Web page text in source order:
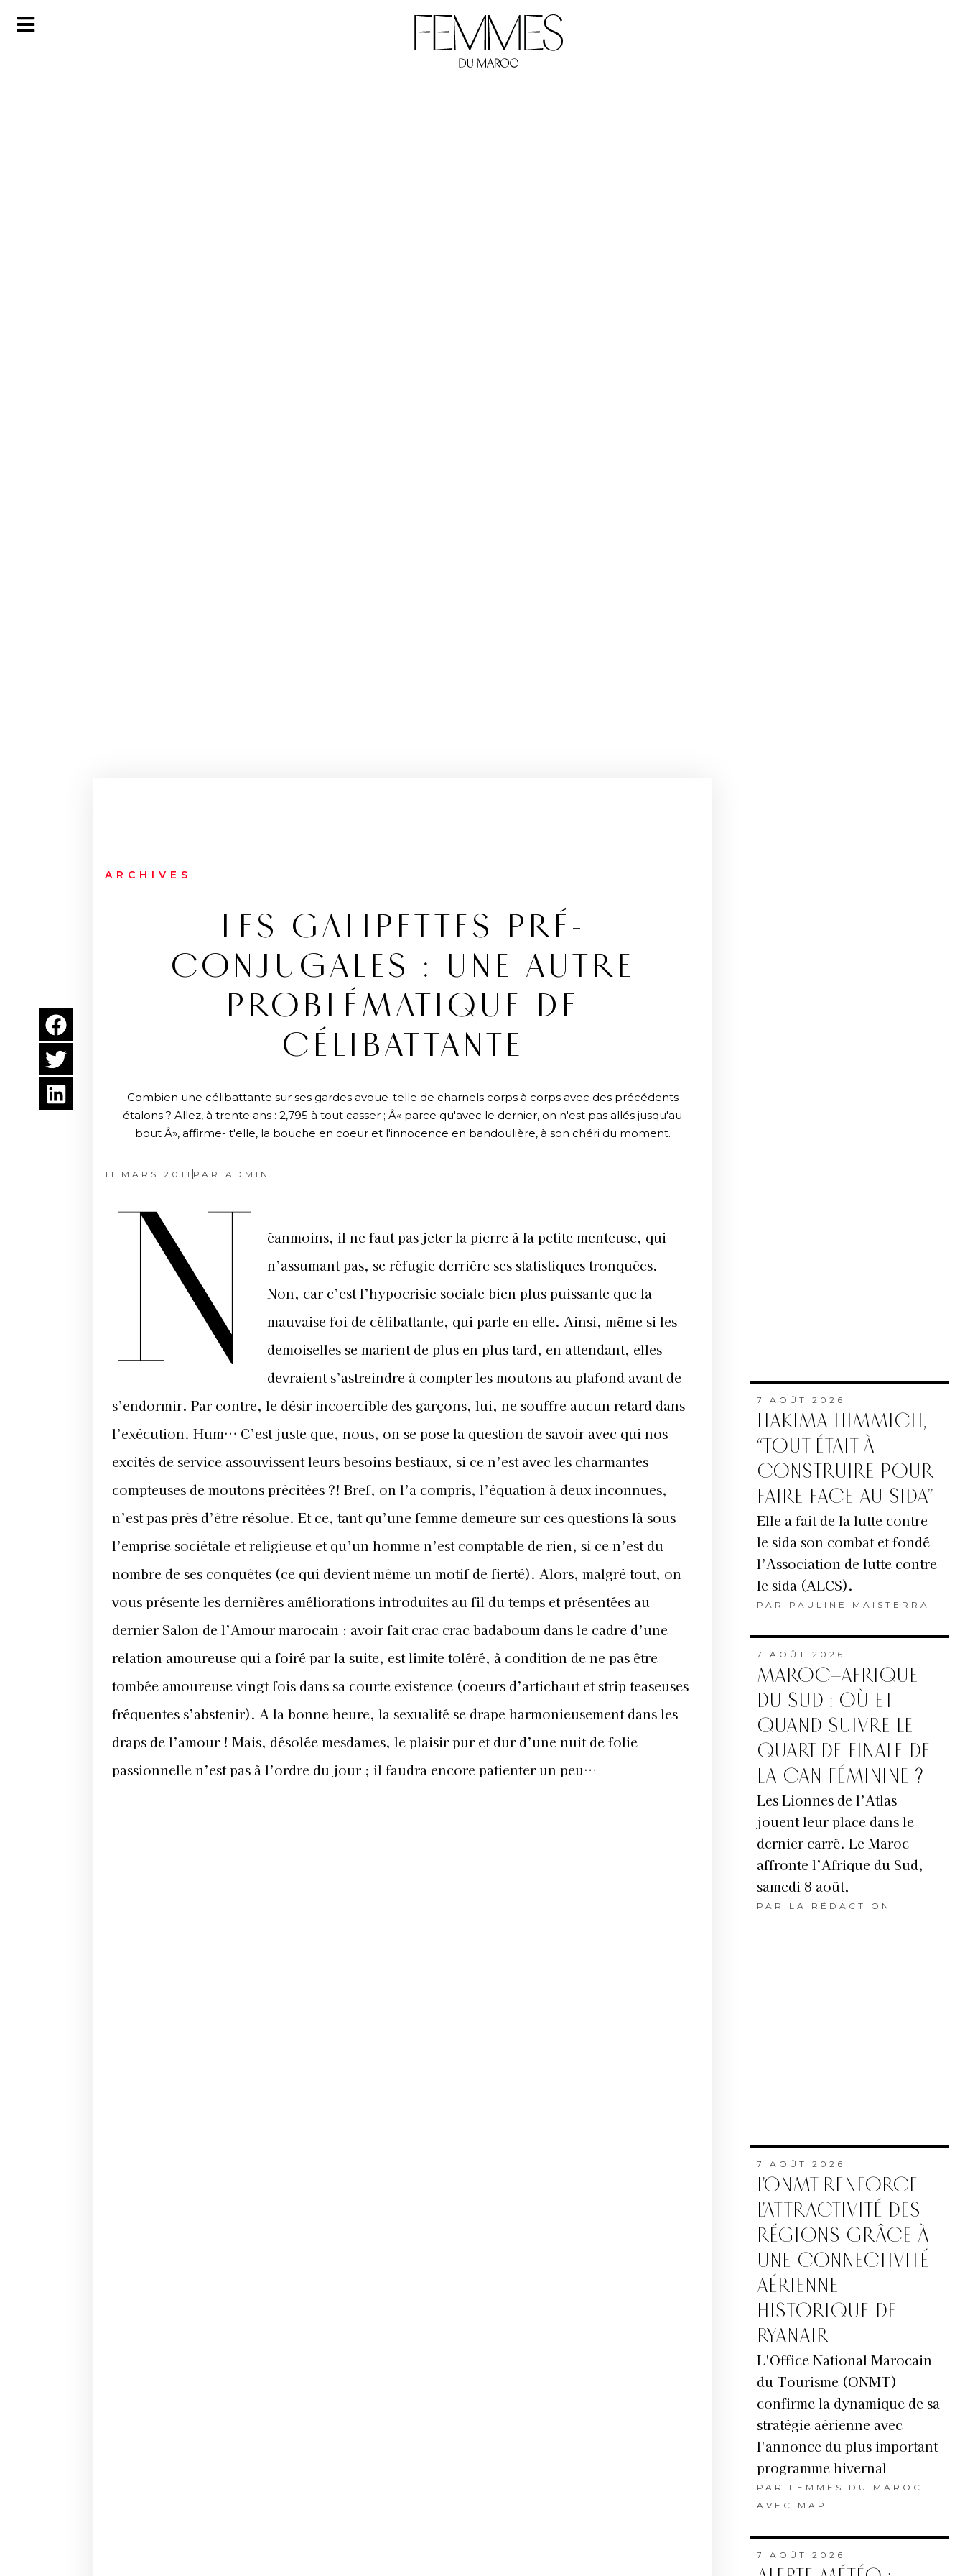
ARCHIVES
LES GALIPETTES PRÉ-
CONJUGALES : UNE AUTRE
PROBLÉMATIQUE DE
CÉLIBATTANTE
Combien une célibattante sur ses gardes avoue-telle de charnels corps à corps avec des précédents
étalons ? Allez, à trente ans : 2,795 à tout casser ; Â« parce qu'avec le dernier, on n'est pas allés jusqu'au
bout Â», affirme- t'elle, la bouche en coeur et l'innocence en bandoulière, à son chéri du moment.
11 MARS 2011 PAR ADMIN
N
éanmoins, il ne faut pas jeter la pierre à la petite menteuse, qui
n’assumant pas, se réfugie derrière ses statistiques tronquées.
Non, car c’est l’hypocrisie sociale bien plus puissante que la
mauvaise foi de célibattante, qui parle en elle. Ainsi, même si les
demoiselles se marient de plus en plus tard, en attendant, elles
devraient s’astreindre à compter les moutons au plafond avant de
s’endormir. Par contre, le désir incoercible des garçons, lui, ne souffre aucun retard dans
l’exécution. Hum… C’est juste que, nous, on se pose la question de savoir avec qui nos
excités de service assouvissent leurs besoins bestiaux, si ce n’est avec les charmantes
compteuses de moutons précitées ?! Bref, on l’a compris, l’équation à deux inconnues,
n’est pas près d’être résolue. Et ce, tant qu’une femme demeure sur ces questions là sous
l’emprise sociétale et religieuse et qu’un homme n’est comptable de rien, si ce n’est du
nombre de ses conquêtes (ce qui devient même un motif de fierté). Alors, malgré tout, on
vous présente les dernières améliorations introduites au fil du temps et présentées au
dernier Salon de l’Amour marocain : avoir fait crac crac badaboum dans le cadre d’une
relation amoureuse qui a foiré par la suite, est limite toléré, à condition de ne pas être
tombée amoureuse vingt fois dans sa courte existence (coeurs d’artichaut et strip teaseuses
fréquentes s’abstenir). A la bonne heure, la sexualité se drape harmonieusement dans les
draps de l’amour ! Mais, désolée mesdames, le plaisir pur et dur d’une nuit de folie
passionnelle n’est pas à l’ordre du jour ; il faudra encore patienter un peu…
7 AOÛT 2026
HAKIMA HIMMICH,
“TOUT ÉTAIT À
CONSTRUIRE POUR
FAIRE FACE AU SIDA”
Elle a fait de la lutte contre
le sida son combat et fondé
l’Association de lutte contre
le sida (ALCS).
PAR PAULINE MAISTERRA
7 AOÛT 2026
MAROC–AFRIQUE
DU SUD : OÙ ET
QUAND SUIVRE LE
QUART DE FINALE DE
LA CAN FÉMININE ?
Les Lionnes de l’Atlas
jouent leur place dans le
dernier carré. Le Maroc
affronte l’Afrique du Sud,
samedi 8 août,
PAR LA RÉDACTION
7 AOÛT 2026
L’ONMT RENFORCE
L’ATTRACTIVITÉ DES
RÉGIONS GRÂCE À
UNE CONNECTIVITÉ
AÉRIENNE
HISTORIQUE DE
RYANAIR
L'Office National Marocain
du Tourisme (ONMT)
confirme la dynamique de sa
stratégie aérienne avec
l'annonce du plus important
programme hivernal
PAR FEMMES DU MAROC
AVEC MAP
7 AOÛT 2026